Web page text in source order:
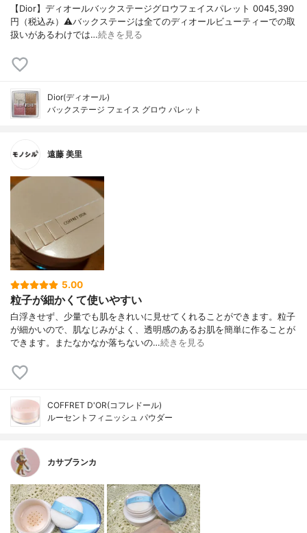
【Dior】ディオールバックステージグロウフェイスパレット 0045,390
円（税込み）⚠️バックステージは全てのディオールビューティーでの取
扱いがあるわけでは…続きを見る
Dior(ディオール)
バックステージ フェイス グロウ パレット
遠藤 美里
5.00
粒子が細かくて使いやすい
白浮きせず、少量でも肌をきれいに見せてくれることができます。粒子
が細かいので、肌なじみがよく、透明感のあるお肌を簡単に作ることが
できます。またなかなか落ちないの…続きを見る
COFFRET D'OR(コフレドール)
ルーセントフィニッシュ パウダー
カサブランカ